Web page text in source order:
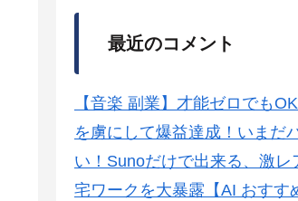
最近のコメント
【音楽 副業】才能ゼロでも
を虜にして爆益達成！いまだ
い！Sunoだけで出来る、激レ
宅ワークを大暴露【AI おすす